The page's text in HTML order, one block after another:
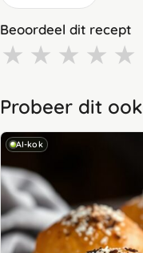
Beoordeel dit recept
★ ★ ★ ★ ★
Probeer dit ook
AI-kok